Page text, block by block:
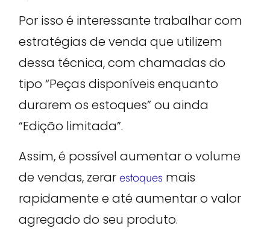
Por isso é interessante trabalhar com
estratégias de venda que utilizem
dessa técnica, com chamadas do
tipo “Peças disponíveis enquanto
durarem os estoques” ou ainda
“Edição limitada”.
Assim, é possível aumentar o volume
de vendas, zerarestoques mais
rapidamente e até aumentar o valor
agregado do seu produto.